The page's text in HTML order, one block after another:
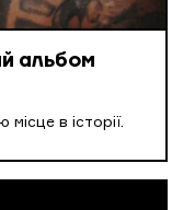
альбом
в історії.